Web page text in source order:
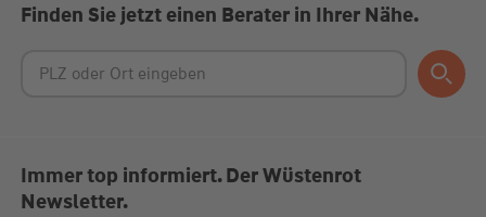
Finden Sie jetzt einen Berater in Ihrer Nähe.
Immer top informiert. Der Wüstenrot
Newsletter.